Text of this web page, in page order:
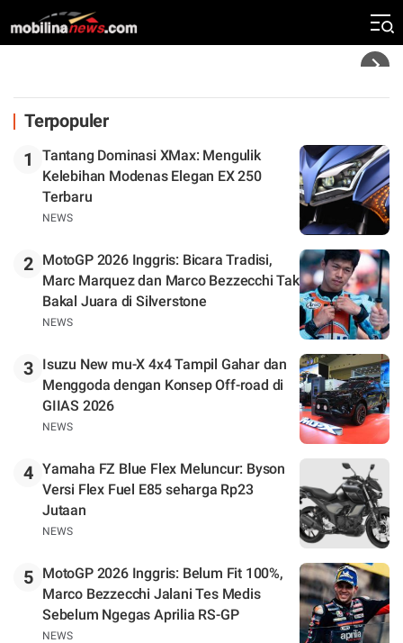
Zona Perburuan Gelar
Terpopuler
1
Tantang Dominasi XMax: Mengulik
Kelebihan Modenas Elegan EX 250
Terbaru
NEWS
2
MotoGP 2026 Inggris: Bicara Tradisi,
Marc Marquez dan Marco Bezzecchi Tak
Bakal Juara di Silverstone
NEWS
3
Isuzu New mu-X 4x4 Tampil Gahar dan
Menggoda dengan Konsep Off-road di
GIIAS 2026
NEWS
4 Yamaha FZ Blue Flex Meluncur: Byson
Versi Flex Fuel E85 seharga Rp23
Jutaan
NEWS
5
MotoGP 2026 Inggris: Belum Fit 100%,
Marco Bezzecchi Jalani Tes Medis
Sebelum Ngegas Aprilia RS-GP
NEWS